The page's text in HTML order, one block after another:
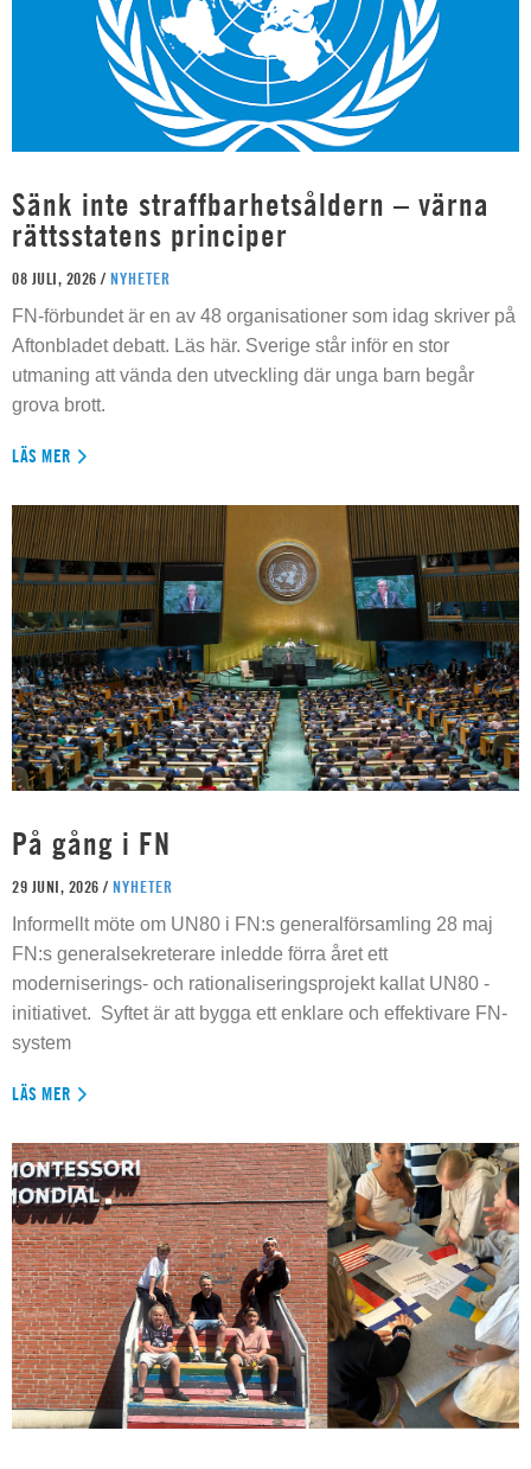
Sänk inte straffbarhetsåldern – värna
rättsstatens principer
08 JULI, 2026 / NYHETER
FN-förbundet är en av 48 organisationer som idag skriver på
Aftonbladet debatt. Läs här. Sverige står inför en stor
utmaning att vända den utveckling där unga barn begår
grova brott.
LÄS MER
På gång i FN
29 JUNI, 2026 / NYHETER
Informellt möte om UN80 i FN:s generalförsamling 28 maj
FN:s generalsekreterare inledde förra året ett
moderniserings- och rationaliseringsprojekt kallat UN80 -
initiativet. Syftet är att bygga ett enklare och effektivare FN-
system
LÄS MER